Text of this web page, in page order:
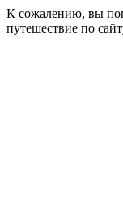
К сожалению, вы
путешествие по